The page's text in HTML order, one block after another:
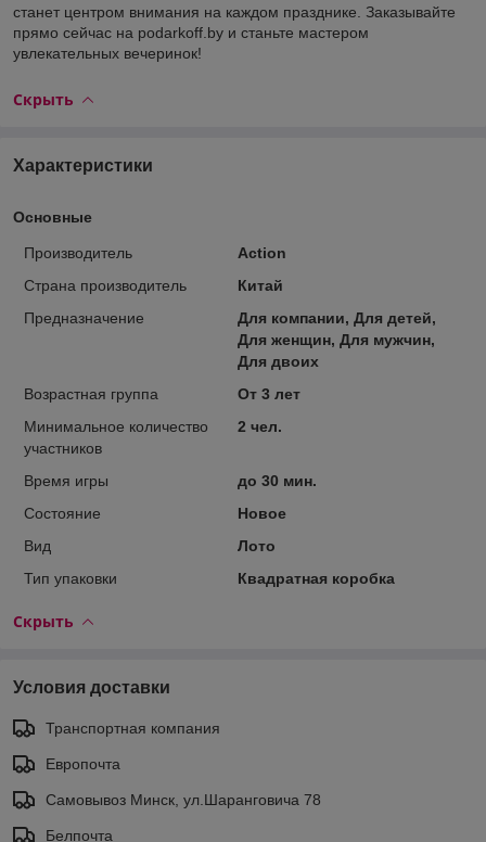
станет центром внимания на каждом празднике. Заказывайте
прямо сейчас на podarkoff.by и станьте мастером
увлекательных вечеринок!
Скрыть
Характеристики
Основные
Производитель
Action
Страна производитель
Китай
Предназначение
Для компании, Для детей,
Для женщин, Для мужчин,
Для двоих
Возрастная группа
От 3 лет
Минимальное количество
участников
2 чел.
Время игры
до 30 мин.
Состояние
Новое
Вид
Лото
Тип упаковки
Квадратная коробка
Скрыть
Условия доставки
Транспортная компания
Европочта
Самовывоз Минск, ул.Шаранговича 78
Белпочта